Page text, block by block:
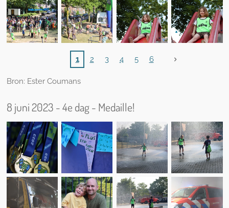
1 2 3 4 5 6
Bron: Ester Coumans
8 juni 2023 - 4e dag - Medaille!